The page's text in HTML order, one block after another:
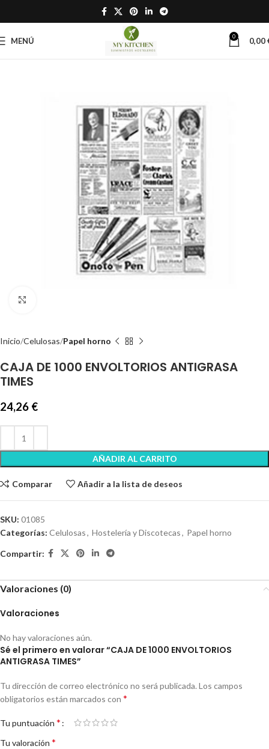
MENÚ 0 0,00
Inicio Celulosas Papel horno
CAJA DE 1000 ENVOLTORIOS ANTIGRASA
TIMES
24,26 €
AÑADIR AL CARRITO
Comparar Añadir a la lista de deseos
SKU: 01085
Categorías: Celulosas, Hostelería y Discotecas, Papel horno
Compartir:
Valoraciones (0)
Valoraciones
No hay valoraciones aún.
Sé el primero en valorar “CAJA DE 1000 ENVOLTORIOS
ANTIGRASA TIMES”
Tu dirección de correo electrónico no será publicada. Los campos
obligatorios están marcados con *
Tu puntuación *
Tu valoración *